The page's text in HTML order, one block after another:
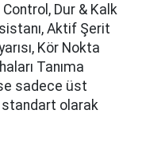
Dur & Kalk
Aktif Şerit
Kör Nokta
Tanıma
sadece üst
olarak